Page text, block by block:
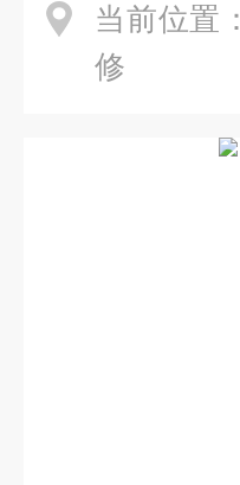
当前位置：
修